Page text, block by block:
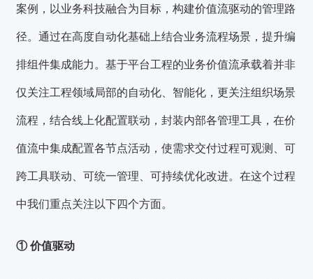
案例， 以业务科技融合为目标，构建价值流驱动的管理路
径。通过在高度自动化基础上结合业务流程场景，提升编
排组件集成能力。基于平台工程的业务价值流承载着并非
仅关注工程领域局部的自动化、智能化，更关注组织场景
流程，结合线上化配置联动，封装内部各管理工具，在价
值流中集成配置各节点活动，使需求交付过程可观测、可
跨工具联动、可统一管理、可持续优化改进。在这个过程
中我们重点关注以下四个方面。
① 价值驱动